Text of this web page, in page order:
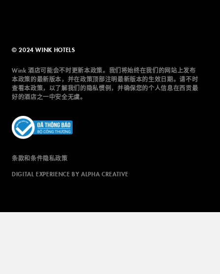
© 2024 WINK HOTELS
Wink 酒店可能会不时更新本政策。我们将始终在我们的网站上发布
本政策的最新版本，并在政策顶部注明最新版本的生效日期。请不时
查看本政策，以了解我们的隐私惯例，并确保您的个人信息在西贡最
好的酒店之一中安全无虞。
条款和条件隐私政策
DIGITAL EXPERIENCE BY ALPHA CREATIVE